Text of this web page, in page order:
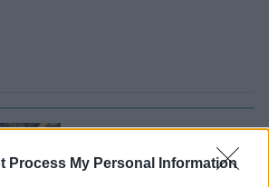
Process My Personal Information